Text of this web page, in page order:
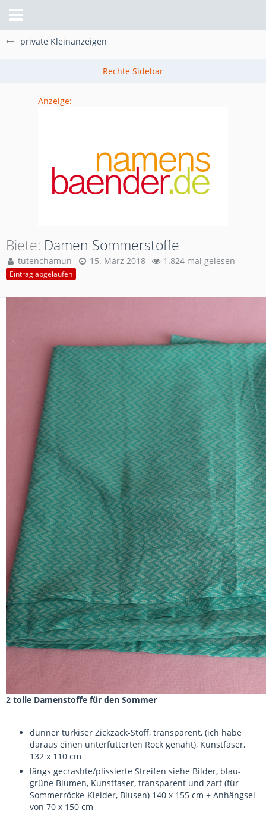
private Kleinanzeigen
Anzeige:
Biete Damen Sommerstoffe
tutenchamun 15. März 2018 1.824 mal gelesen
Eintrag abgelaufen
2 tolle Damenstoffe für den Sommer
dünner türkiser Zickzack-Stoff, transparent, (ich habe
daraus einen unterfütterten Rock genäht), Kunstfaser,
132 x 110 cm
längs gecrashte/plissierte Streifen siehe Bilder, blau-
grüne Blumen, Kunstfaser, transparent und zart (für
Sommerröcke-Kleider, Blusen) 140 x 155 cm + Anhängsel
von 70 x 150 cm